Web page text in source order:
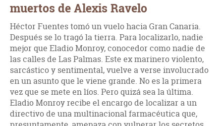
muertos de Alexis Ravelo
Héctor Fuentes tomó un vuelo hacia Gran Canaria.
Después se lo tragó la tierra. Para localizarlo, nadie
mejor que Eladio Monroy, conocedor como nadie de
las calles de Las Palmas. Este ex marinero violento,
sarcástico y sentimental, vuelve a verse involucrado
en un asunto que le viene grande. No es la primera
vez que se mete en líos. Pero quizá sea la última.
Eladio Monroy recibe el encargo de localizar a un
directivo de una multinacional farmacéutica que,